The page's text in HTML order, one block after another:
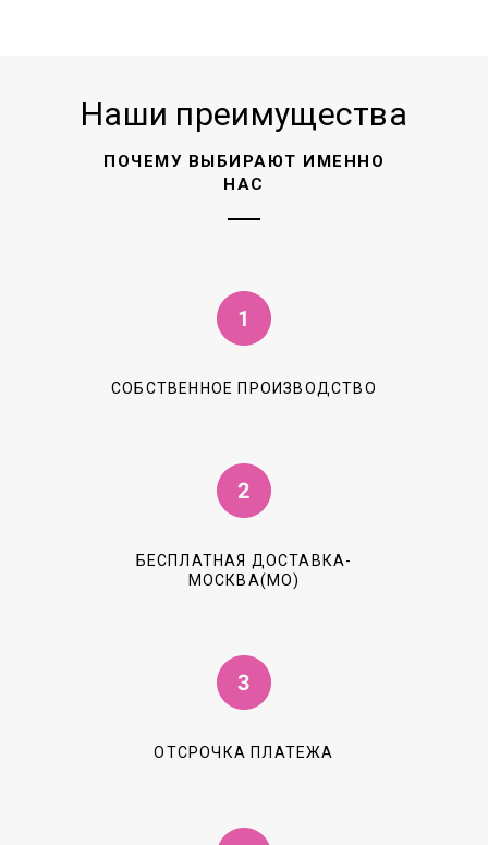
Наши преимущества
ПОЧЕМУ ВЫБИРАЮТ ИМЕННО
НАС
СОБСТВЕННОЕ ПРОИЗВОДСТВО
БЕСПЛАТНАЯ ДОСТАВКА-
МОСКВА(МО)
ОТСРОЧКА ПЛАТЕЖА